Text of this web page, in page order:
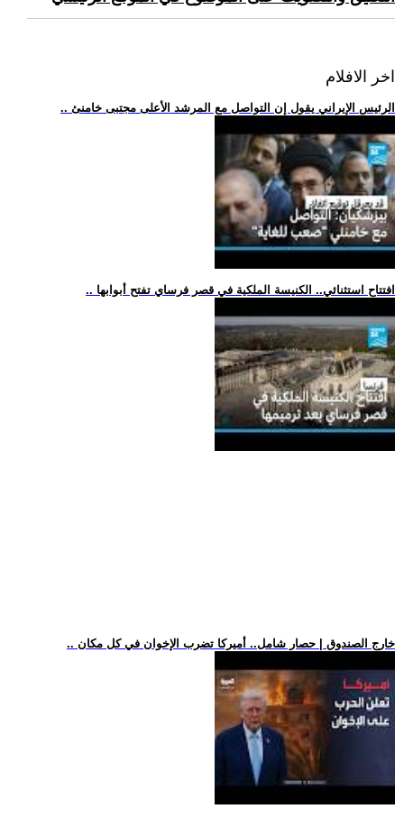
اخر الافلام
.. الرئيس الإيراني يقول إن التواصل مع المرشد الأعلى مجتبى خامنئ
.. افتتاح استثنائي.. الكنيسة الملكية في قصر فرساي تفتح أبوابها
.. خارج الصندوق | حصار شامل.. أميركا تضرب الإخوان في كل مكان